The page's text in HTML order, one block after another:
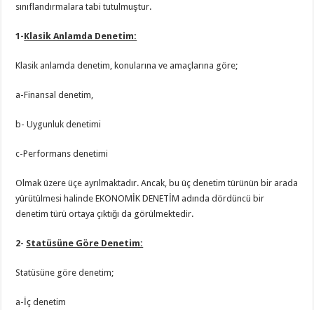
sınıflandırmalara tabi tutulmuştur.
1-Klasik Anlamda Denetim:
Klasik anlamda denetim, konularına ve amaçlarına göre;
a-Finansal denetim,
b- Uygunluk denetimi
c-Performans denetimi
Olmak üzere üçe ayrılmaktadır. Ancak, bu üç denetim türünün bir arada
yürütülmesi halinde EKONOMİK DENETİM adında dördüncü bir
denetim türü ortaya çıktığı da görülmektedir.
2- Statüsüne Göre Denetim:
Statüsüne göre denetim;
a-İç denetim